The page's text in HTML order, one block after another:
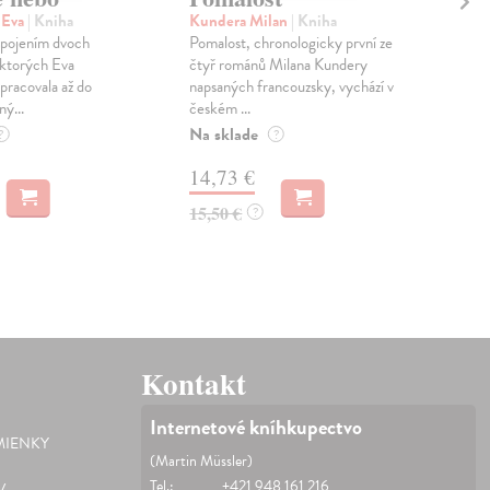
| Kniha
dvoch
Eva
až do
?
Kundera Milan | Kniha
Pomalost, chronologicky první ze
čtyř románů Milana Kundery
napsaných francouzsky, vychází v
českém ...
Na sklade ?
14,73 €
15,50 € ?
Kontakt
Internetové kníhkupectvo
(Martin Müssler)